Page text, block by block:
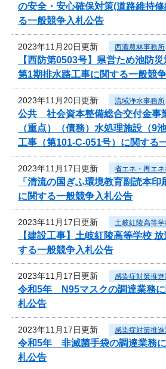
の安全・安心確保対策(道路維持
る一般競争入札公告
2023年11月20日更新 西濃農林事務所
【西防第0503号】県営ため池
第1期排水路工事に関する一般競
2023年11月20日更新 流域浄水事務所
公共 社会資本整備総合交付金事
（重点）（債務）水処理施設（9
工事（第101-C-051号）に関する
2023年11月17日更新 省エネ・再エ
「清流の国ぎふ環境教育副読本印
に関する一般競争入札公告
2023年11月17日更新 土岐紅陵高等
【建設工事】土岐紅陵高等学校
する一般競争入札公告
2023年11月17日更新 感染症対策推
令和5年 N95マスクの調達業務に
札公告
2023年11月17日更新 感染症対策推
令和5年 非滅菌手袋の調達業務
札公告